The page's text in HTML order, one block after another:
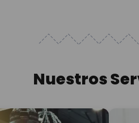
Nuestros